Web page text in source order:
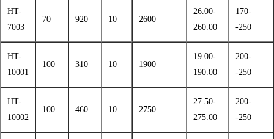
HT-
7003
70 920 10 2600
26.00-
260.00
170-
-250
HT-
10001
100 310 10 1900
19.00-
190.00
200-
-250
HT-
10002
100 460 10 2750
27.50-
275.00
200-
-250